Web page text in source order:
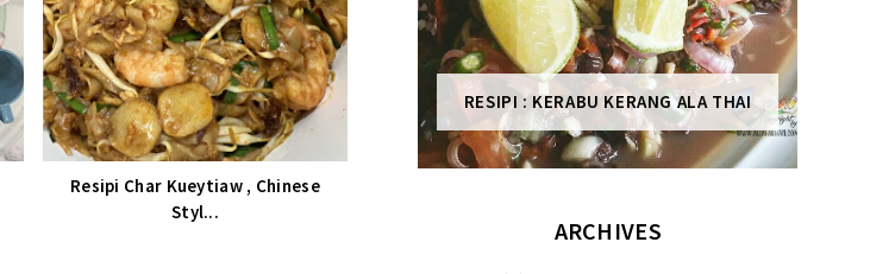
Resipi Char Kueytiaw , Chinese
Styl...
RESIPI : KERABU KERANG ALA THAI
ARCHIVES